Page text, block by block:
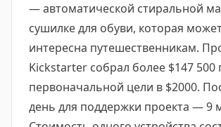
— автоматической стиральной
сушилке для обуви, которая
интересна путешественникам.
Kickstarter собрал более $147 500
первоначальной цели в $2000.
день для поддержки проекта — 9